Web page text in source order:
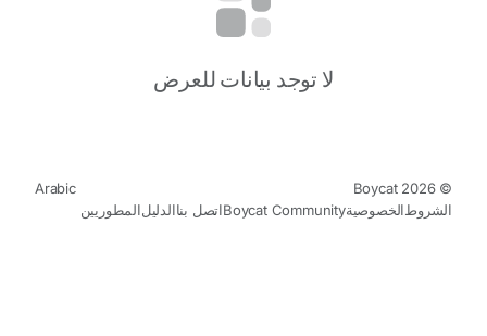
لا توجد بيانات للعرض
© 2026 Boycat
Arabic
الشروطالخصوصيةBoycat Communityاتصل بناالدليلالمطوريين